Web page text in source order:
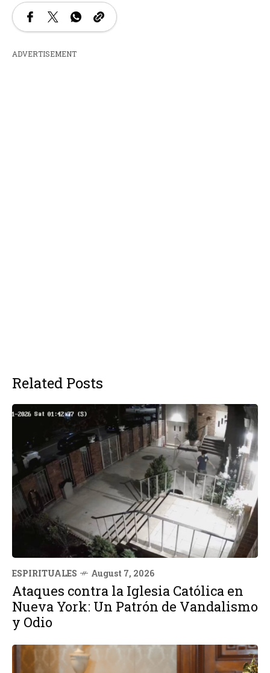
ADVERTISEMENT
Related Posts
ESPIRITUALES August 7, 2026
Ataques contra la Iglesia Católica en
Nueva York: Un Patrón de Vandalismo
y Odio